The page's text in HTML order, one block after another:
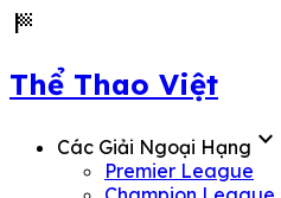
sports_score
Thể Thao Việt
Các Giải Ngoại Hạng expand_more
Premier League